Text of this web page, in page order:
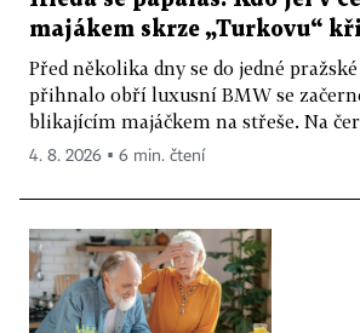
majákem skrze „Turkovu“
Před několika dny se do jedné
přihnalo obří luxusní BMW se
blikajícím majáčkem na střeše. Na
4. 8. 2026 ▪ 6 min. čtení